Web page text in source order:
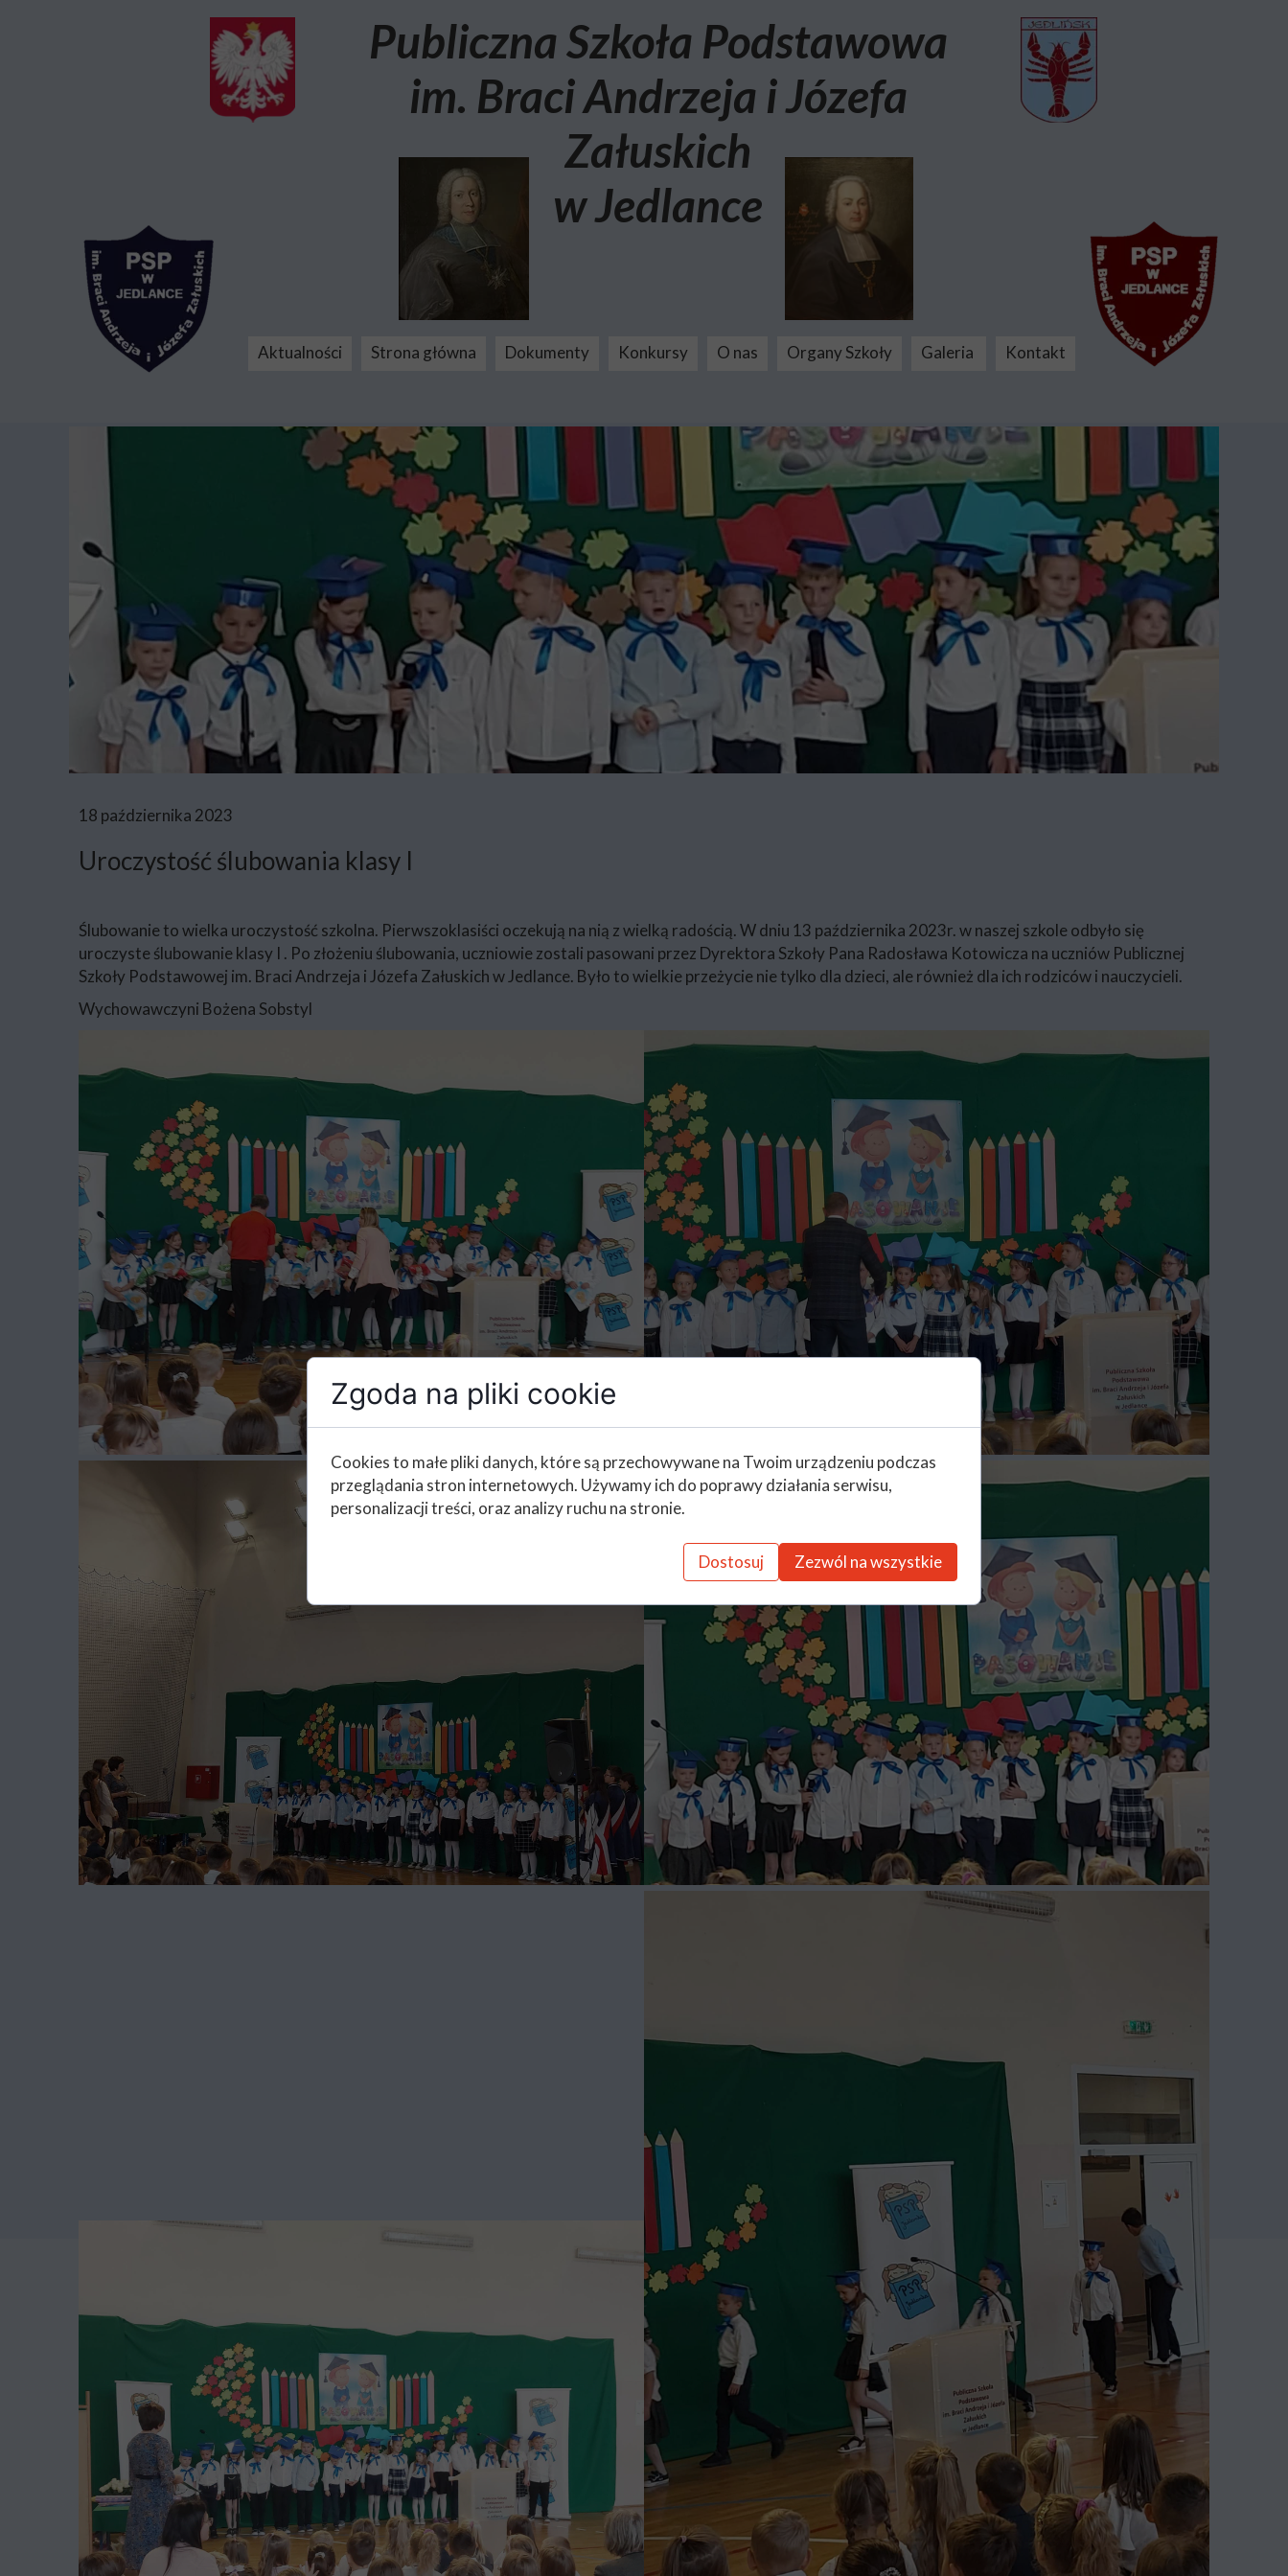
18 października 2023
Uroczystość ślubowania klasy I
Ślubowanie to wielka uroczystość szkolna. Pierwszoklasiści oczekują na nią z wielką radością. W dniu 13 października 2023r. w naszej szkole odbyło się
uroczyste ślubowanie klasy I . Po złożeniu ślubowania, uczniowie zostali pasowani przez Dyrektora Szkoły Pana Radosława Kotowicza na uczniów Publicznej
Szkoły Podstawowej im. Braci Andrzeja i Józefa Załuskich w Jedlance. Było to wielkie przeżycie nie tylko dla dzieci, ale również dla ich rodziców i nauczycieli.
Wychowawczyni Bożena Sobstyl
Aktualności Strona główna Dokumenty Konkursy O nas Organy Szkoły Galeria Kontakt
Publiczna Szkoła Podstawowa
im. Braci Andrzeja i Józefa
Załuskich
w Jedlance
Zgoda na pliki cookie
Cookies to małe pliki danych, które są przechowywane na Twoim urządzeniu podczas
przeglądania stron internetowych. Używamy ich do poprawy działania serwisu,
personalizacji treści, oraz analizy ruchu na stronie.
Dostosuj Zezwól na wszystkie